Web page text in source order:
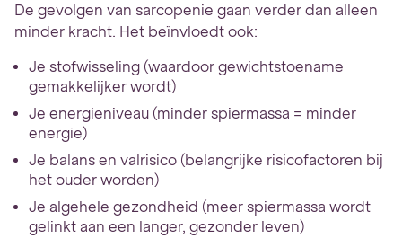
De gevolgen van sarcopenie gaan verder dan alleen
minder kracht. Het beïnvloedt ook:
Je stofwisseling (waardoor gewichtstoename
gemakkelijker wordt)
Je energieniveau (minder spiermassa = minder
energie)
Je balans en valrisico (belangrijke risicofactoren bij
het ouder worden)
Je algehele gezondheid (meer spiermassa wordt
gelinkt aan een langer, gezonder leven)